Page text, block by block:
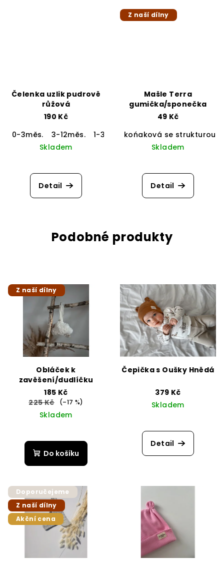
Čelenka uzlik pudrově
růžová
190 Kč
0-3měs.
3-12měs. 1-3 roky
3 - 9 let
Skladem
Detail
Z naší dílny
Mašle Terra
gumička/sponečka
49 Kč
końaková se strukturou
Skladem
Detail
Podobné produkty
Z naší dílny
Obláček k
zavěšení/dudlíčku
185 Kč
225 Kč
(–17 %)
Skladem
Do košíku
Čepička s Oušky Hnědá
379 Kč
Skladem
Detail
Doporučejeme
Z naší dílny
Akční cena